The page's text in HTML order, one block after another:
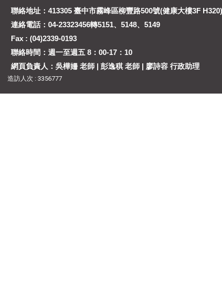
聯絡地址：413305 臺中市霧峰區柳豐路500號(健康大樓3F H320)
連絡電話：04-23323456轉5151、5148、5149
Fax : (04)2339-0193
聯絡時間：週一至週五 8：00-17：10
網頁負責人：吳樺姍 老師 | 彭逸稘 老師 | 廖詩容 行政助理
造訪人次 : 3356777